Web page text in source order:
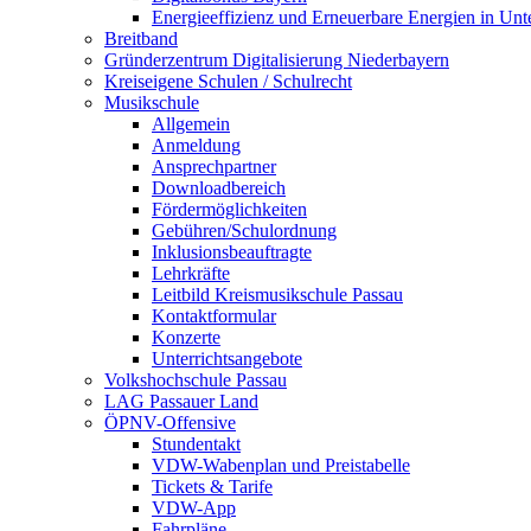
Energieeffizienz und Erneuerbare Energien in
Breitband
Gründerzentrum Digitalisierung Niederbayern
Kreiseigene Schulen / Schulrecht
Musikschule
Allgemein
Anmeldung
Ansprechpartner
Downloadbereich
Fördermöglichkeiten
Gebühren/Schulordnung
Inklusionsbeauftragte
Lehrkräfte
Leitbild Kreismusikschule Passau
Kontaktformular
Konzerte
Unterrichtsangebote
Volkshochschule Passau
LAG Passauer Land
ÖPNV-Offensive
Stundentakt
VDW-Wabenplan und Preistabelle
Tickets & Tarife
VDW-App